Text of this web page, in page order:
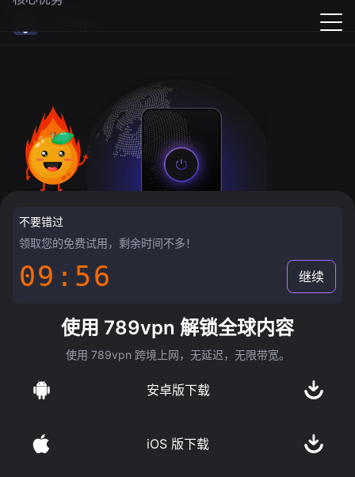
不要错过
领取您的免费试用，剩余时间不多！
09:55 继续
使用 789vpn 解锁全球内容
使用 789vpn 跨境上网，无延迟，无限带宽。
安卓版下载
iOS 版下载